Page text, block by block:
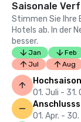
Saisonale
Stimmen Sie Ihre
Hotels ab. In der
besser.
Jan Feb
Jul
Aug
Hochsaison
01. Juli - 31.
01. Apr. -